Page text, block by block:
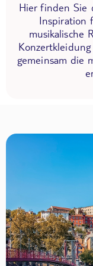
Hier finden Sie
Inspiration
musikalische
gemeinsam die